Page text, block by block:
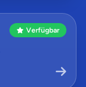
Verfügbar